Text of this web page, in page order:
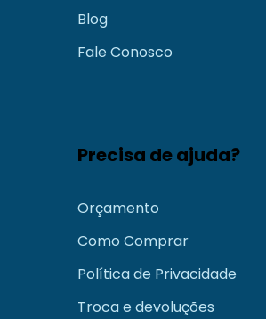
Blog
Fale Conosco
Precisa de ajuda?
Orçamento
Como Comprar
Política de Privacidade
Troca e devoluções